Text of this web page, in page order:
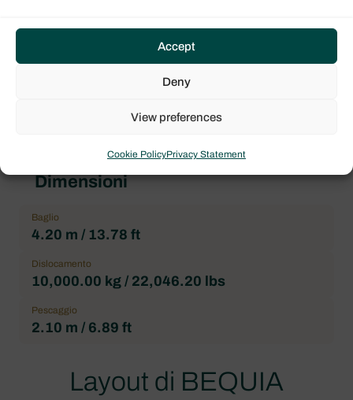
Accept
Deny
View preferences
Cookie PolicyPrivacy Statement
Felci Yacht Design
Dimensioni
Baglio
4.20 m / 13.78 ft
Dislocamento
10,000.00 kg / 22,046.20 lbs
Pescaggio
2.10 m / 6.89 ft
Layout di BEQUIA